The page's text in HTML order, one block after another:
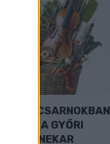
A GYŐRI
ZENEKAR